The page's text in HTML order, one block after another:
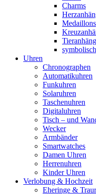
Charms
Medaillons
Uhren
Chronographen
Automatikuhren
Funkuhren
Solaruhren
Taschenuhren
Digitaluhren
Tisch – und
Wecker
Armbänder
Smartwatches
Damen Uhren
Herrenuhren
Kinder Uhren
Verlobung & Hochzeit
Eheringe &